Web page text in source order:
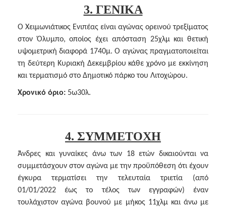
3. ΓΕΝΙΚΑ
Ο Χειμωνιάτικος Ενιπέας είναι αγώνας ορεινού τρεξίματος
στον Όλυμπο, οποίος έχει απόσταση 25χλμ και θετική
υψομετρική διαφορά 1740μ. Ο αγώνας πραγματοποιείται
τη δεύτερη Κυριακή Δεκεμβρίου κάθε χρόνο με εκκίνηση
και τερματισμό στο Δημοτικό πάρκο του Λιτοχώρου.
Χρονικό όριο: 5ω30λ.
4. ΣΥΜΜΕΤΟΧΗ
Άνδρες και γυναίκες άνω των 18 ετών δικαιούνται να
συμμετάσχουν στον αγώνα με την προϋπόθεση ότι έχουν
έγκυρα τερματίσει την τελευταία τριετία (από
01/01/2022 έως το τέλος των εγγραφών) έναν
τουλάχιστον αγώνα βουνού με μήκος 11χλμ και άνω με